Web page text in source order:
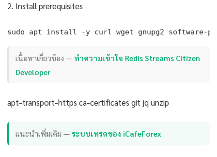
2. Install prerequisites
sudo apt install -y curl wget gnupg2 software-
เนื้อหาเกี่ยวข้อง — ทำความเข้าใจ Redis Streams Citizen
Developer
apt-transport-https ca-certificates git jq unzip
แนะนำเพิ่มเติม —ระบบเทรดของ iCafeForex